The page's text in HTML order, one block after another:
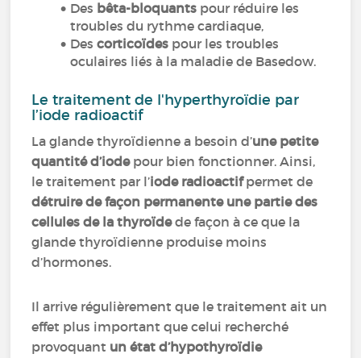
Des bêta-bloquants pour réduire les
troubles du rythme cardiaque,
Descorticoïdes pour les troubles
oculaires liés à la maladie de Basedow.
Le traitement de l'hyperthyroïdie par
l’iode radioactif
La glande thyroïdienne a besoin d’une petite
quantité d’iodepour bien fonctionner. Ainsi,
le traitement par l’iode radioactifpermet de
détruire de façon permanente une partie des
cellules de la thyroïdede façon à ce que la
glande thyroïdienne produise moins
d’hormones.
Il arrive régulièrement que le traitement ait un
effet plus important que celui recherché
provoquant un état d’hypothyroïdie